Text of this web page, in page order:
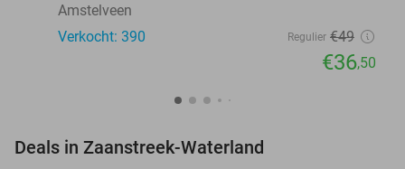
Amstelveen
Verkocht: 390
Regulier €49
€36,50
Deals in Zaanstreek-Waterland